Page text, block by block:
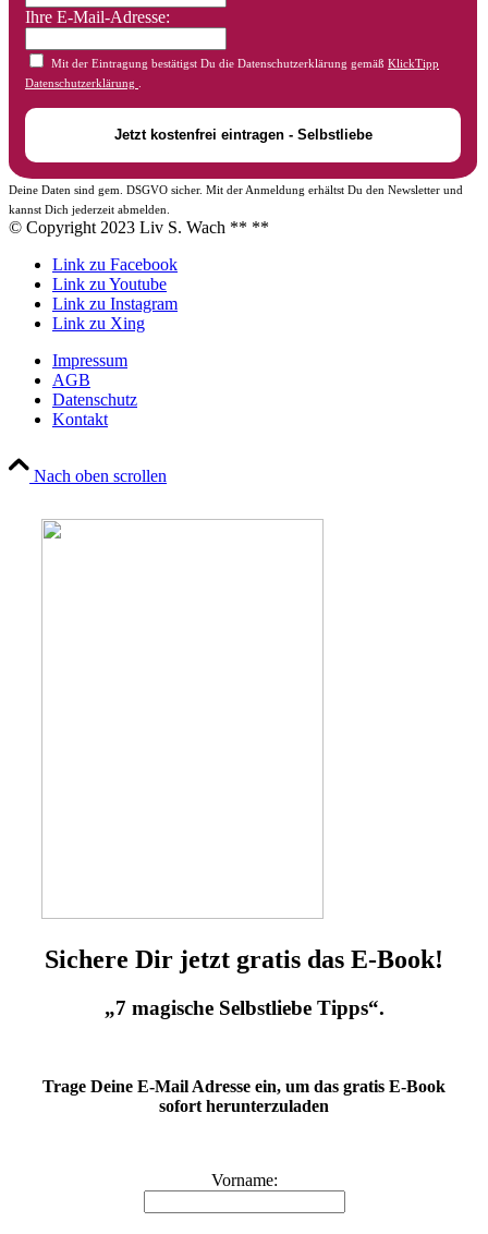
Ihre E-Mail-Adresse:
Mit der Eintragung bestätigst Du die Datenschutzerklärung gemäß KlickTipp
Datenschutzerklärung
Deine Daten sind gem. DSGVO sicher. Mit der Anmeldung erhältst Du den Newsletter und
kannst Dich jederzeit abmelden.
© Copyright 2023 Liv S. Wach ** **
Link zu Facebook
Link zu Youtube
Link zu Instagram
Link zu Xing
Impressum
AGB
Datenschutz
Kontakt
Nach oben scrollen
Sichere Dir jetzt gratis das E-Book!
„7 magische Selbstliebe Tipps“.
Trage Deine E-Mail Adresse ein, um das gratis E-Book
sofort herunterzuladen
Vorname: